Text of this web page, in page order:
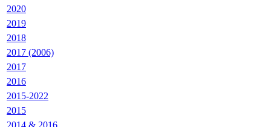
2020
2019
2018
2017 (2006)
2017
2016
2015-2022
2015
2014 & 2016